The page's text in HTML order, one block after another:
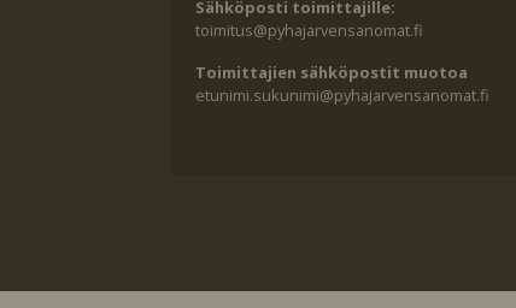
Sähköposti toimittajille:
toimitus@pyhajarvensanomat.fi
Toimittajien sähköpostit muotoa
etunimi.sukunimi@pyhajarvensanomat.fi